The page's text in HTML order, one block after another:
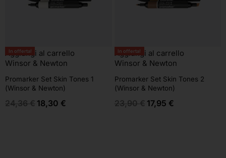
In offerta!
Aggiungi al carrello
Winsor & Newton
Promarker Set Skin Tones 1
(Winsor & Newton)
24,36€ 18,30 €
In offerta!
Aggiungi al carrello
Winsor & Newton
Promarker Set Skin Tones 2
(Winsor & Newton)
23,90€ 17,95 €